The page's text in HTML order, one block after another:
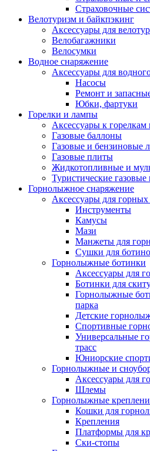
Страховочные
Велотуризм и байкпэкинг
Аксессуары для
Велобагажники
Велосумки
Водное снаряжение
Аксессуары для
Насосы
Ремонт и
Юбки, фартуки
Горелки и лампы
Аксессуары к
Газовые баллоны
Газовые и бензиновые
Газовые плиты
Жидкотопливные и
Туристические газовые
Горнолыжное снаряжение
Аксессуары для
Инструменты
Камусы
Мази
Манжеты для
Сушки для
Горнолыжные ботинки
Аксессуары для
Ботинки для
Горнолыжные
парка
Детские
Спортивные
Универсальные
трасс
Юниорские
Горнолыжные и
Аксессуары для
Шлемы
Горнолыжные
Кошки для
Крепления
Платформы для
Ски-стопы